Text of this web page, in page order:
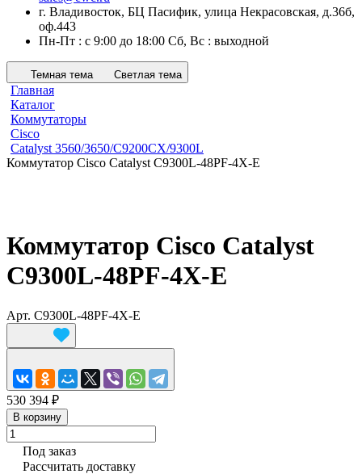
г. Владивосток, БЦ Пасифик, улица Некрасовская, д.36б,
оф.443
Пн-Пт : с 9:00 до 18:00 Сб, Вс : выходной
Темная тема Светлая тема
Главная
Каталог
Коммутаторы
Cisco
Catalyst 3560/3650/C9200CX/9300L
Коммутатор Cisco Catalyst C9300L-48PF-4X-E
Коммутатор Cisco Catalyst
C9300L-48PF-4X-E
Арт. C9300L-48PF-4X-E
530 394 ₽
В корзину
Под заказ
Рассчитать доставку